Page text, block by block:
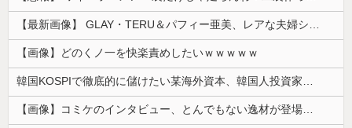
【最新画像】 GLAY・TERU＆パフィー亜美、レアな夫婦ショットを公開してしまう！
【画像】どのくノ一を快楽責めしたいｗｗｗｗｗ
韓国KOSPIで徹底的に儲けたい某海外資本、韓国人投資家に楽観的すぎる未来予測を提示して……
【画像】コミケのインタビュー、とんでもない逸材が登場ｗｗｗｗｗｗ 【Pickup07092041】